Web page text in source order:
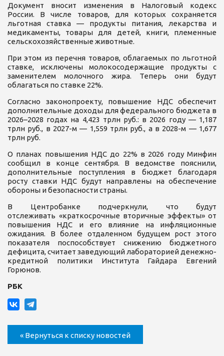
Документ вносит изменения в Налоговый кодекс
России. В числе товаров, для которых сохраняется
льготная ставка — продукты питания, лекарства и
медикаменты, товары для детей, книги, племенные
сельскохозяйственные животные.
При этом из перечня товаров, облагаемых по льготной
ставке, исключены молокосодержащие продукты с
заменителем молочного жира. Теперь они будут
облагаться по ставке 22%.
Согласно законопроекту, повышение НДС обеспечит
дополнительные доходы для федерального бюджета в
2026–2028 годах на 4,423 трлн руб.: в 2026 году — 1,187
трлн руб., в 2027-м — 1,559 трлн руб., а в 2028-м — 1,677
трлн руб.
О планах повышения НДС до 22% в 2026 году Минфин
сообщил в конце сентября. В ведомстве пояснили,
дополнительные поступления в бюджет благодаря
росту ставки НДС будут направлены на обеспечение
обороны и безопасности страны.
В Центробанке подчеркнули, что будут
отслеживать «краткосрочные вторичные эффекты» от
повышения НДС и его влияние на инфляционные
ожидания. В более отдаленном будущем рост этого
показателя поспособствует снижению бюджетного
дефицита, считает заведующий лабораторией денежно-
кредитной политики Института Гайдара Евгений
Горюнов.
РБК
« Вернуться к списку новостей